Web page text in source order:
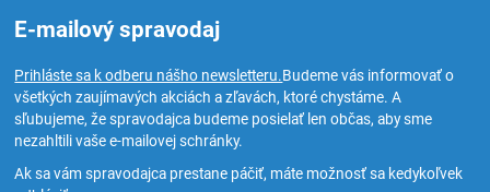
E-mailový spravodaj
Prihláste sa k odberu nášho newsletteru.Budeme vás informovať o
všetkých zaujímavých akciách a zľavách, ktoré chystáme. A
sľubujeme, že spravodajca budeme posielať len občas, aby sme
nezahltili vaše e-mailovej schránky.
Ak sa vám spravodajca prestane páčiť, máte možnosť sa kedykoľvek